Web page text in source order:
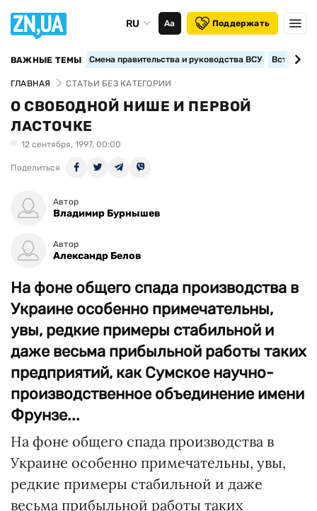
RU Аа Поддержать
ВАЖНЫЕ ТЕМЫ Смена правительства и руководства ВСУ
ГЛАВНАЯ СТАТЬИ БЕЗ КАТЕГОРИИ
О СВОБОДНОЙ НИШЕ И ПЕРВОЙ
ЛАСТОЧКЕ
12 сентября, 1997, 00:00
Поделиться
Автор
Владимир Бурнышев
Автор
Александр Белов
На фоне общего спада производства в
Украине особенно примечательны,
увы, редкие примеры стабильной и
даже весьма прибыльной работы таких
предприятий, как Сумское научно-
производственное объединение имени
Фрунзе...
На фоне общего спада производства в
Украине особенно примечательны, увы,
редкие примеры стабильной и даже
весьма прибыльной работы таких